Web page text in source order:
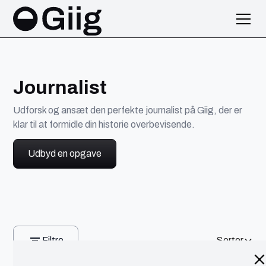
Journalist
Udforsk og ansæt den perfekte journalist på Giig, der er
klar til at formidle din historie overbevisende.
Udbyd en opgave
Filtre Sorter